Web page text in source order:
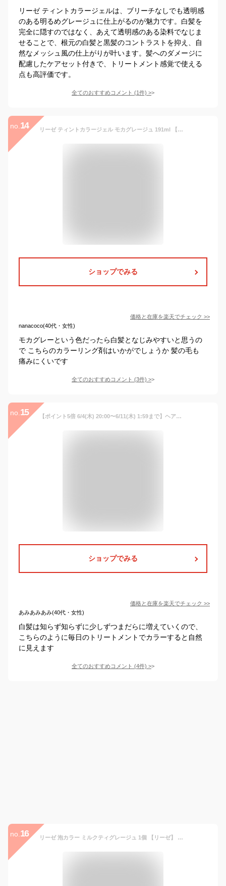
リーゼ ティントカラージェルは、ブリーチなしでも透明感
のある明るめグレージュに仕上がるのが魅力です。白髪を
完全に隠すのではなく、あえて透明感のある染料でなじま
せることで、根元の白髪と黒髪のコントラストを抑え、自
然なメッシュ風の仕上がりが叶います。髪へのダメージに
配慮したケアセット付きで、トリートメント感覚で使える
点も高評価です。
全てのおすすめコメント (1件) >
no. 14 リーゼ ティントカラージェル モカグレージュ 191ml 【リーゼ】 カラーリング
ショップでみる
価格と在庫を楽天でチェック >>
nanacoco(40代・女性)
モカグレーという色だったら白髪となじみやすいと思うの
で こちらのカラーリング剤はいかがでしょうか 髪の毛も
痛みにくいです
全てのおすすめコメント (3件) >
no. 15 【ポイント5倍 6/4(木) 20:00〜6/11(木) 1:59まで】ヘアカラートリートメント＜ダークブラウン＞【ファンケル 公式】[FANCL 化粧品 ヘアカラー 白髪染め カラートリートメント 女性用 ヘアーカラー ノンジアミン カラー ヘアトリートメント カラーリングトリートメント]
ショップでみる
価格と在庫を楽天でチェック >>
あみあみあみ(40代・女性)
白髪は知らず知らずに少しずつまだらに増えていくので、
こちらのように毎日のトリートメントでカラーすると自然
に見えます
全てのおすすめコメント (4件) >
no. 16 リーゼ 泡カラー ミルクティグレージュ 1個 【リーゼ】 カラーリング